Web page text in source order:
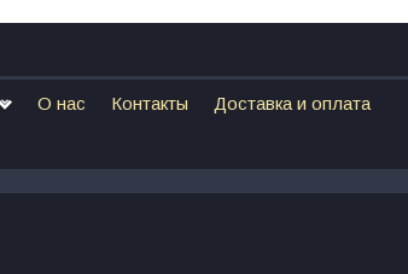
О нас Контакты Доставка и оплата